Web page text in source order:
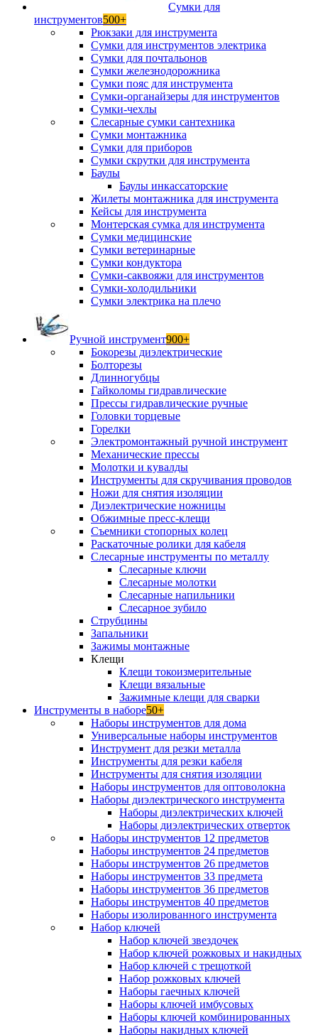
Сумки для
инструментов500+
Рюкзаки для инструмента
Сумки для инструментов электрика
Сумки для почтальонов
Сумки железнодорожника
Сумки пояс для инструмента
Сумки-органайзеры для инструментов
Сумки-чехлы
Слесарные сумки сантехника
Сумки монтажника
Сумки для приборов
Сумки скрутки для инструмента
Баулы
Баулы инкассаторские
Жилеты монтажника для инструмента
Кейсы для инструмента
Монтерская сумка для инструмента
Сумки медицинские
Сумки ветеринарные
Сумки кондуктора
Сумки-саквояжи для инструментов
Сумки-холодильники
Сумки электрика на плечо
Ручной инструмент900+
Бокорезы диэлектрические
Болторезы
Длинногубцы
Гайколомы гидравлические
Прессы гидравлические ручные
Головки торцевые
Горелки
Электромонтажный ручной инструмент
Механические прессы
Молотки и кувалды
Инструменты для скручивания проводов
Ножи для снятия изоляции
Диэлектрические ножницы
Обжимные пресс-клещи
Съемники стопорных колец
Раскаточные ролики для кабеля
Слесарные инструменты по металлу
Слесарные ключи
Слесарные молотки
Слесарные напильники
Слесарное зубило
Струбцины
Запальники
Зажимы монтажные
Клещи
Клещи токоизмерительные
Клещи вязальные
Зажимные клещи для сварки
Инструменты в наборе50+
Наборы инструментов для дома
Универсальные наборы инструментов
Инструмент для резки металла
Инструменты для резки кабеля
Инструменты для снятия изоляции
Наборы инструментов для оптоволокна
Наборы диэлектрического инструмента
Наборы диэлектрических ключей
Наборы диэлектрических отверток
Наборы инструментов 12 предметов
Наборы инструментов 24 предметов
Наборы инструментов 26 предметов
Наборы инструментов 33 предмета
Наборы инструментов 36 предметов
Наборы инструментов 40 предметов
Наборы изолированного инструмента
Набор ключей
Набор ключей звездочек
Набор ключей рожковых и накидных
Набор ключей с трещоткой
Набор рожковых ключей
Наборы гаечных ключей
Наборы ключей имбусовых
Наборы ключей комбинированных
Наборы накидных ключей